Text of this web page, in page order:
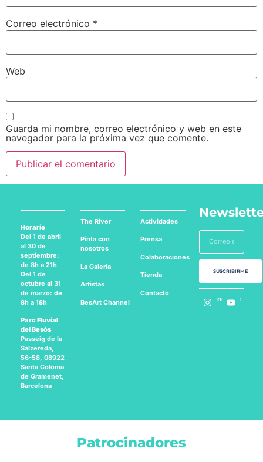
Correo electrónico *
Web
Guarda mi nombre, correo electrónico y web en este
navegador para la próxima vez que comente.
Horario
Del 1 de abril
al 30 de
septiembre:
de 8h a 21h
Del 1 de
octubre al 31
de marzo: de
8h a 18h
Parc Fluvial
del Besòs
Passeig de la
Salzereda,
56-58, 08922
Santa Coloma
de Gramenet,
Barcelona
The River
Pinta con
nosotros
La Galería
Artistas
BesArt Channel
Actividades
Prensa
Colaboraciones
Tienda
Contacto
SUSCRIBIRME
Síguenos en:
Patrocinadores